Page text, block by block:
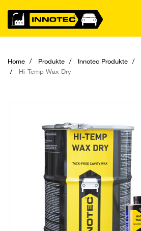
Home Produkte Innotec Produkte
Hi-Temp Wax Dry